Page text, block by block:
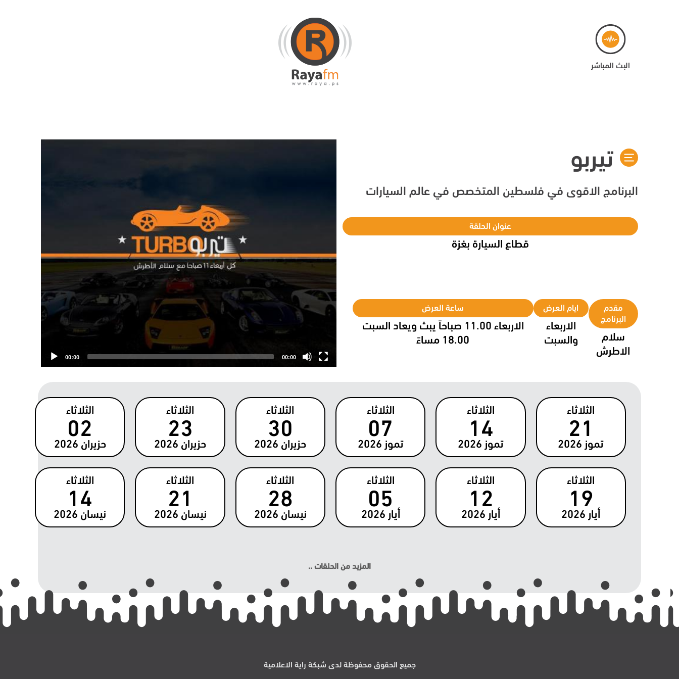
البث المباشر
تيربو
البرنامج الاقوى في فلسطين المتخصص في عالم السيارات
عنوان الحلقة
قطاع السيارة بغزة
مقدم
البرنامج
سلام
الاطرش
ايام العرض
الاربعاء
والسبت
ساعة العرض
الاربعاء 11.00 صباحاً يبث ويعاد السبت
18.00 مساءً
00:00 00:00
الثلاثاء
21
تموز 2026
الثلاثاء
14
تموز 2026
الثلاثاء
07
تموز 2026
الثلاثاء
30
حزيران 2026
الثلاثاء
23
حزيران 2026
الثلاثاء
02
حزيران 2026
الثلاثاء
19
أيار 2026
الثلاثاء
12
أيار 2026
الثلاثاء
05
أيار 2026
الثلاثاء
28
نيسان 2026
الثلاثاء
21
نيسان 2026
الثلاثاء
14
نيسان 2026
المزيد من الحلقات ..
جميع الحقوق محفوظة لدى شبكة راية الاعلامية